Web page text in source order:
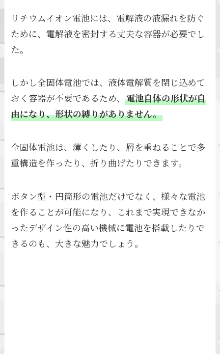
リチウムイオン電池には、電解液の液漏れを防ぐ
ために、電解液を密封する丈夫な容器が必要でし
た。
しかし全固体電池では、液体電解質を閉じ込めて
おく容器が不要であるため、電池自体の形状が自
由になり、形状の縛りがありません。
全固体電池は、薄くしたり、層を重ねることで多
重構造を作ったり、折り曲げたりできます。
ボタン型・円筒形の電池だけでなく、様々な電池
を作ることが可能になり、これまで実現できなか
ったデザイン性の高い機械に電池を搭載したりで
きるのも、大きな魅力でしょう。